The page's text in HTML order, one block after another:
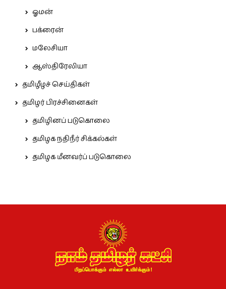
ஓமன்
பக்ரைன்
மலேசியா
ஆஸ்திரேலியா
தமிழீழச் செய்திகள்
தமிழர் பிரச்சினைகள்
தமிழினப் படுகொலை
தமிழக நதிநீர் சிக்கல்கள்
தமிழக மீனவர்ப் படுகொலை